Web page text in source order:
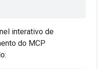
interativo de
do MCP